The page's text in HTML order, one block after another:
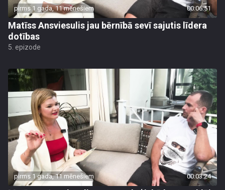
pirms 1 gada, 11 mēnešiem 00:06:51
Matīss Ansviesulis jau bērnībā sevī sajutis līdera
dotības
5. epizode
pirms 1 gada, 11 mēnešiem 00:03:24